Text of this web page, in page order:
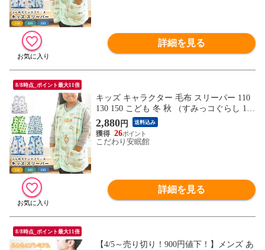
詳細を見る
8/8時点_ポイント最大11倍
キッズ キャラクター 毛布 スリーパー 110
130 150 こども 冬 秋 （すみっコぐらし 110
／パープル）【BC-79360RH-110PU】
2,880円 送料込み
26
こだわり安眠館
詳細を見る
8/8時点_ポイント最大11倍
【4/5～売り切り！900円値下！】メンズ あ